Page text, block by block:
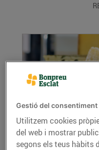
Formatges i vins,
03/d’octubre/2019
Gestió del consentiment
Utilitzem cookies
del web i mostrar
segons els teus hàbits